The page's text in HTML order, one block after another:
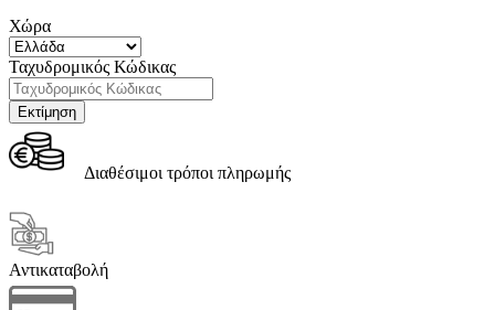
Χώρα
Ταχυδρομικός Κώδικας
Διαθέσιμοι τρόποι πληρωμής
Αντικαταβολή